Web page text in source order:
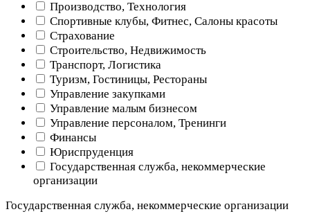
Производство, Технология
Спортивные клубы, Фитнес, Салоны красоты
Страхование
Строительство, Недвижимость
Транспорт, Логистика
Туризм, Гостиницы, Рестораны
Управление закупками
Управление малым бизнесом
Управление персоналом, Тренинги
Финансы
Юриспруденция
Государственная служба, некоммерческие
организации
Государственная служба, некоммерческие организации